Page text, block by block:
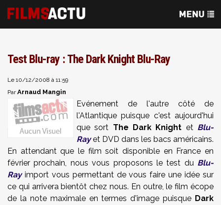
Test Blu-ray : The Dark Knight Blu-Ray
Le 10/12/2008 à 11:59
ParArnaud Mangin
Evénement de l'autre côté de
l'Atlantique puisque c'est aujourd'hui
que sort The Dark Knight et Blu-
Rayet DVD dans les bacs américains.
En attendant que le film soit disponible en France en
février prochain, nous vous proposons le test du Blu-
Rayimport vous permettant de vous faire une idée sur
ce qui arrivera bientôt chez nous. En outre, le film écope
de la note maximale en termes d'image puisque Dark